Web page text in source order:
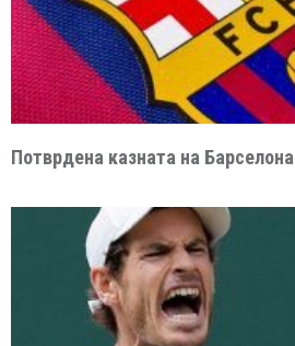
Потврдена казната на Барселона